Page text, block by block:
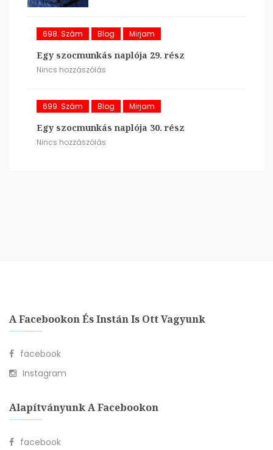
698. Szám Blog Mirjam
Egy szocmunkás naplója 29. rész
Nincs hozzászólás
699. Szám Blog Mirjam
Egy szocmunkás naplója 30. rész
Nincs hozzászólás
A Facebookon És Instán Is Ott Vagyunk
facebook
Instagram
Alapítványunk A Facebookon
facebook